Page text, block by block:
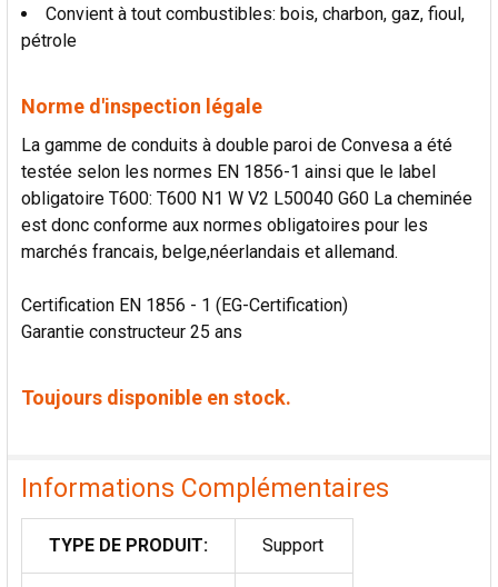
Convient à tout combustibles: bois, charbon, gaz, fioul,
pétrole
Norme d'inspection légale
La gamme de conduits à double paroi de Convesa a été
testée selon les normes EN 1856-1 ainsi que le label
obligatoire T600: T600 N1 W V2 L50040 G60 La cheminée
est donc conforme aux normes obligatoires pour les
marchés francais, belge,néerlandais et allemand.
Certification EN 1856 - 1 (EG-Certification)
Garantie constructeur 25 ans
Toujours disponible en stock.
Informations Complémentaires
TYPE DE PRODUIT: Support